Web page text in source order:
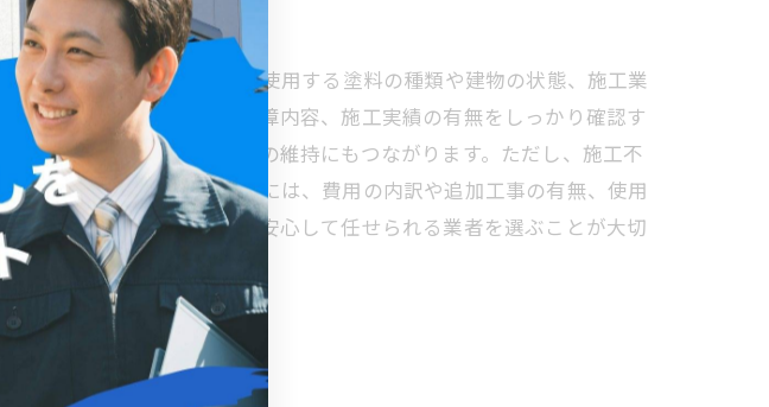
が目安とされていますが、使用する塗料の種類や建物の状態、施工業
でなく、塗料の品質や保障内容、施工実績の有無をしっかり確認す
も効果があり、資産価値の維持にもつながります。ただし、施工不
功の鍵です。見積もり時には、費用の内訳や追加工事の有無、使用
のポイントを押さえて、安心して任せられる業者を選ぶことが大切